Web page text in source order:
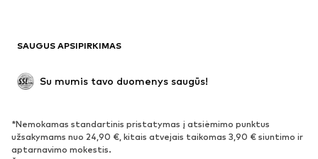
Proginiai
Išskirtiniai
BATAI
Naujienos
SAUGUS APSIPIRKIMAS
Su mumis tavo duomenys saugūs!
*Nemokamas standartinis pristatymas į atsiėmimo punktus
užsakymams nuo 24,90 €, kitais atvejais taikomas 3,90 € siuntimo ir
aptarnavimo mokestis.